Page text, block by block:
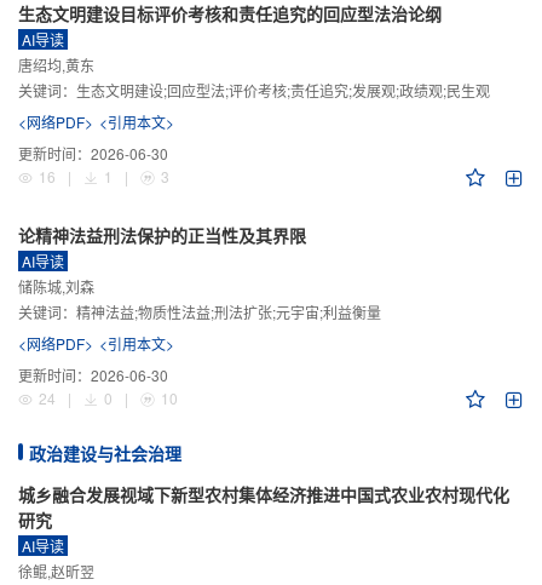
生态文明建设目标评价考核和责任追究的回应型法治论纲
AI导读
唐绍均,黄东
关键词： 生态文明建设;回应型法;评价考核;责任追究;发展观;政绩观;民生观
<网络PDF> <引用本文>
更新时间： 2026-06-30
16
| 1 | 3
论精神法益刑法保护的正当性及其界限
AI导读
储陈城,刘森
关键词： 精神法益;物质性法益;刑法扩张;元宇宙;利益衡量
<网络PDF> <引用本文>
更新时间： 2026-06-30
24
| 0 | 10
政治建设与社会治理
城乡融合发展视域下新型农村集体经济推进中国式农业农村现代化
研究
AI导读
徐鲲,赵昕翌